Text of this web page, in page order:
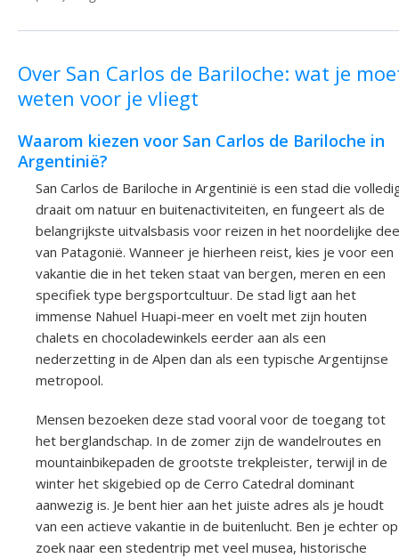
Over San Carlos de Bariloche: wat je
weten voor je vliegt
Waarom kiezen voor San Carlos de Bariloche in
Argentinië?
San Carlos de Bariloche in Argentinië is een stad die
draait om natuur en buitenactiviteiten, en fungeert als de
belangrijkste uitvalsbasis voor reizen in het noordelijke
van Patagonië. Wanneer je hierheen reist, kies je voor een
vakantie die in het teken staat van bergen, meren en een
specifiek type bergsportcultuur. De stad ligt aan het
immense Nahuel Huapi-meer en voelt met zijn houten
chalets en chocoladewinkels eerder aan als een
nederzetting in de Alpen dan als een typische Argentijnse
metropool.
Mensen bezoeken deze stad vooral voor de toegang tot
het berglandschap. In de zomer zijn de wandelroutes en
mountainbikepaden de grootste trekpleister, terwijl in de
winter het skigebied op de Cerro Catedral dominant
aanwezig is. Je bent hier aan het juiste adres als je houdt
van een actieve vakantie in de buitenlucht. Ben je echter op
zoek naar een stedentrip met veel musea, historische